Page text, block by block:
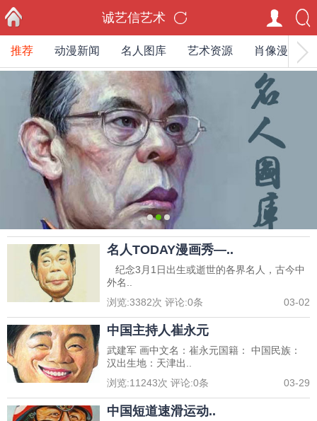
首页
诚艺信艺术
推荐 动漫新闻 名人图库 艺术资源 肖像漫画家
012
名人TODAY漫画秀—..
纪念3月1日出生或逝世的各界名人，古今中
外名..
浏览:3382次 评论:0条 03-02
中国主持人崔永元
武建军 画中文名：崔永元国籍： 中国民族：
汉出生地：天津出..
浏览:11243次 评论:0条 03-29
中国短道速滑运动..